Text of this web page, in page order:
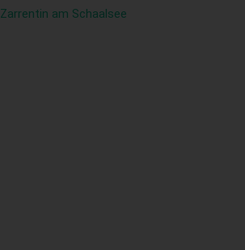
Zarrentin am Schaalsee